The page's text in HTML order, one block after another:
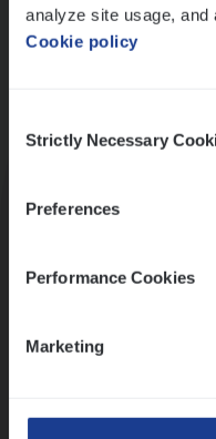
analyze site usage,
Cookie policy
Selection
Strictly Necessary
Preferences
Performance Cookies
Marketing